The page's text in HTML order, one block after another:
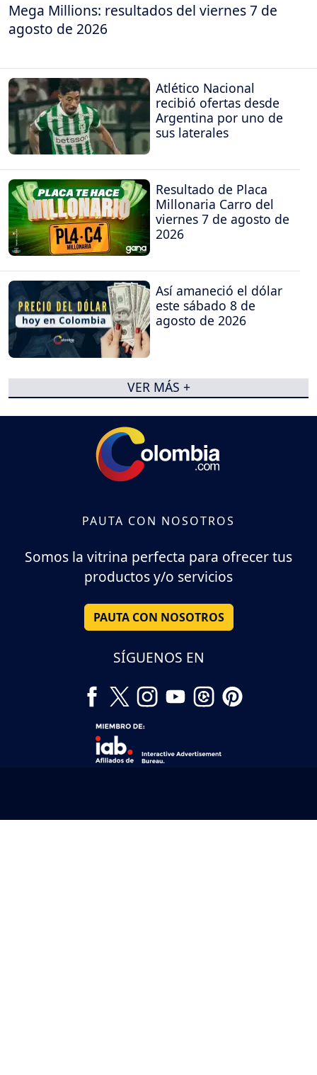
Mega Millions: resultados del viernes 7 de
agosto de 2026
Atlético Nacional
recibió ofertas desde
Argentina por uno de
sus laterales
Resultado de Placa
Millonaria Carro del
viernes 7 de agosto de
2026
Así amaneció el dólar
este sábado 8 de
agosto de 2026
VER MÁS +
PAUTA CON NOSOTROS
Somos la vitrina perfecta para ofrecer tus
productos y/o servicios
PAUTA CON NOSOTROS
SÍGUENOS EN